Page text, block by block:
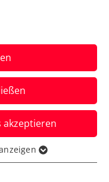
erhält
somit in
akzeptieren